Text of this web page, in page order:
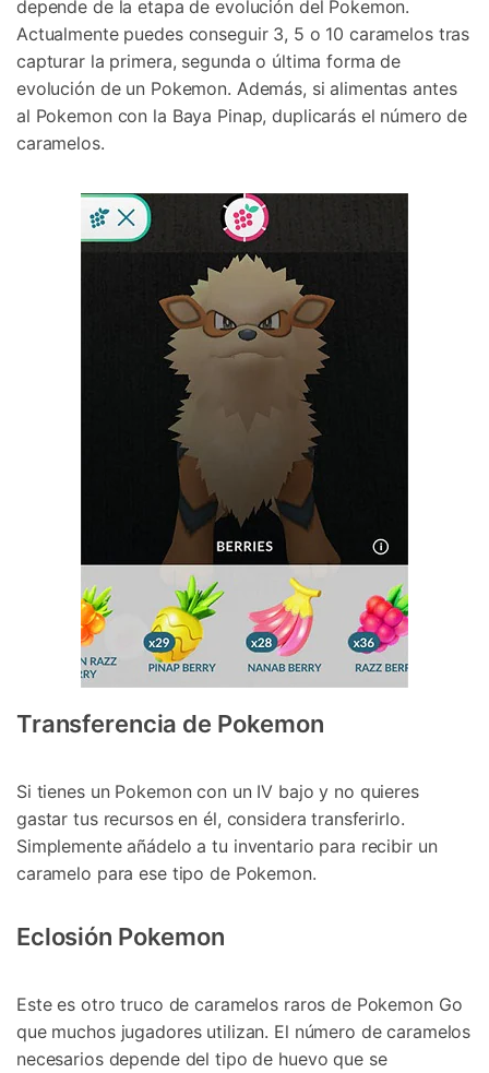
depende de la etapa de evolución del Pokemon.
Actualmente puedes conseguir 3, 5 o 10 caramelos tras
capturar la primera, segunda o última forma de
evolución de un Pokemon. Además, si alimentas antes
al Pokemon con la Baya Pinap, duplicarás el número de
caramelos.
Transferencia de Pokemon
Si tienes un Pokemon con un IV bajo y no quieres
gastar tus recursos en él, considera transferirlo.
Simplemente añádelo a tu inventario para recibir un
caramelo para ese tipo de Pokemon.
Eclosión Pokemon
Este es otro truco de caramelos raros de Pokemon Go
que muchos jugadores utilizan. El número de caramelos
necesarios depende del tipo de huevo que se